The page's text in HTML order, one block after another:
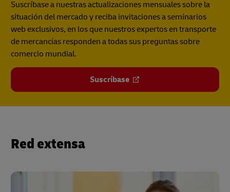
Suscríbase a nuestras actualizaciones mensuales sobre la
situación del mercado y reciba invitaciones a seminarios
web exclusivos, en los que nuestros expertos en transporte
de mercancías responden a todas sus preguntas sobre
comercio mundial.
Suscríbase
Red extensa